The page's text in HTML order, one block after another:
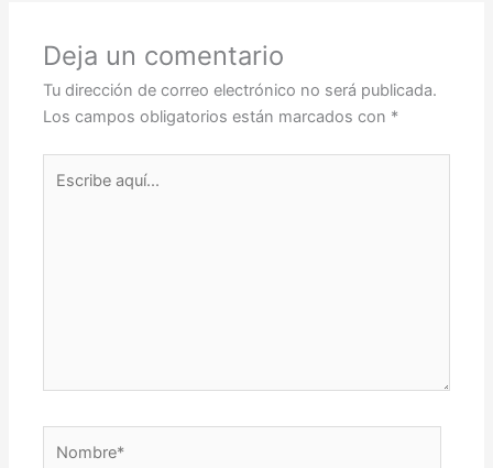
Deja un comentario
Tu dirección de correo electrónico no será publicada.
Los campos obligatorios están marcados con *
aquí...